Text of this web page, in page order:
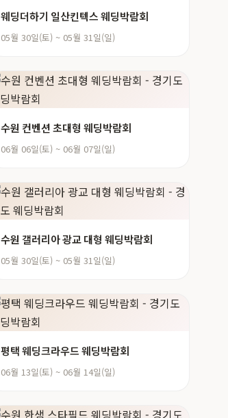
웨딩더하기 일산킨텍스 웨딩박람회
05월 30일(토) ~ 05월 31일(일)
수원 컨벤션 초대형 웨딩박람회
06월 06일(토) ~ 06월 07일(일)
수원 갤러리아 광교 대형 웨딩박람회
05월 30일(토) ~ 05월 31일(일)
평택 웨딩크라우드 웨딩박람회
06월 13일(토) ~ 06월 14일(일)